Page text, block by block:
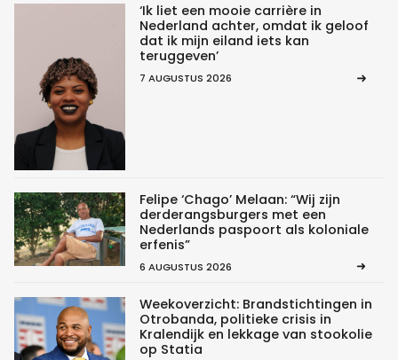
‘Ik liet een mooie carrière in
Nederland achter, omdat ik geloof
dat ik mijn eiland iets kan
teruggeven’
7 AUGUSTUS 2026
Felipe ‘Chago’ Melaan: “Wij zijn
derderangsburgers met een
Nederlands paspoort als koloniale
erfenis”
6 AUGUSTUS 2026
Weekoverzicht: Brandstichtingen in
Otrobanda, politieke crisis in
Kralendijk en lekkage van stookolie
op Statia